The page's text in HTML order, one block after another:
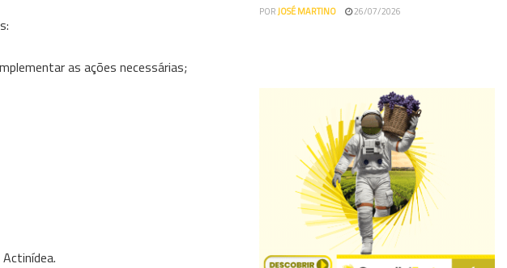
as ações necessárias;
PORJOSÉ MARTINO 26/07/2026